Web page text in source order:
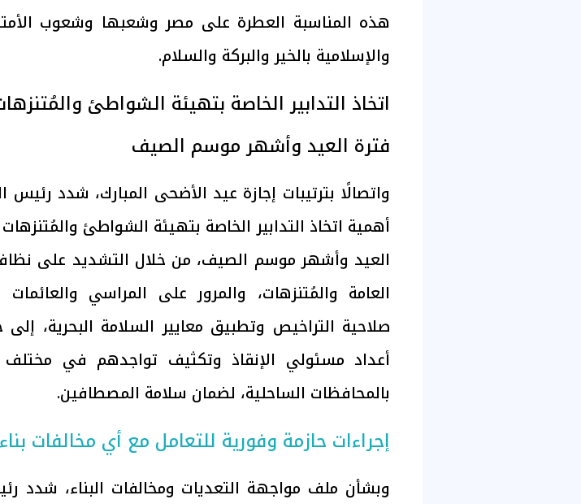
هذه المناسبة العطرة على مصر وشعبها وشعوب
والإسلامية بالخير والبركة والسلام.
اتخاذ التدابير الخاصة بتهيئة الشواطئ
فترة العيد وأشهر موسم الصيف
واتصالًا بترتيبات إجازة عيد الأضحى المبارك، شدد رئيس
أهمية اتخاذ التدابير الخاصة بتهيئة الشواطئ
العيد وأشهر موسم الصيف، من خلال التشديد على
العامة والمُتنزهات، والمرور على المراسي
صلاحية التراخيص وتطبيق معايير السلامة البحرية، إلى
أعداد مسئولي الإنقاذ وتكثيف تواجدهم في
بالمحافظات الساحلية، لضمان سلامة المصطافين.
إجراءات حازمة وفورية للتعامل مع أي مخالفات بناء
وبشأن ملف مواجهة التعديات ومخالفات البناء، شدد